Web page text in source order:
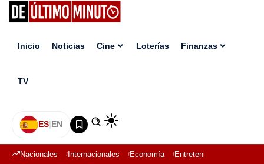
Inicio Noticias Cine Loterías Finanzas
TV
ES|EN
Nacionales Internacionales Economía Entretenimiento